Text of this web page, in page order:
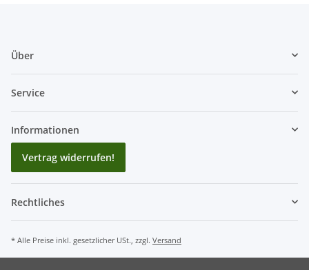
Über
Service
Informationen
Vertrag widerrufen!
Rechtliches
* Alle Preise inkl. gesetzlicher USt., zzgl. Versand